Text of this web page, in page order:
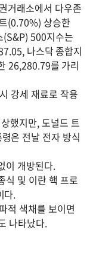
거래소에서 다우존
(0.70%) 상승한
(S&P) 500지수는
나스닥 종합지
26,280.79를 가리
강세 재료로 작용
했지만, 도널드 트
은 전날 전자 방식
이 개방된다.
식 및 이란 핵 프로
다.
적 색채를 보이면
나타났다.